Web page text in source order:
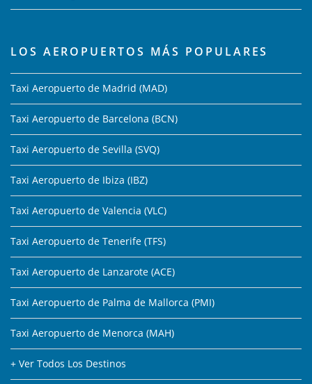
LOS AEROPUERTOS MÁS POPULARES
Taxi Aeropuerto de Madrid (MAD)
Taxi Aeropuerto de Barcelona (BCN)
Taxi Aeropuerto de Sevilla (SVQ)
Taxi Aeropuerto de Ibiza (IBZ)
Taxi Aeropuerto de Valencia (VLC)
Taxi Aeropuerto de Tenerife (TFS)
Taxi Aeropuerto de Lanzarote (ACE)
Taxi Aeropuerto de Palma de Mallorca (PMI)
Taxi Aeropuerto de Menorca (MAH)
+ Ver Todos Los Destinos